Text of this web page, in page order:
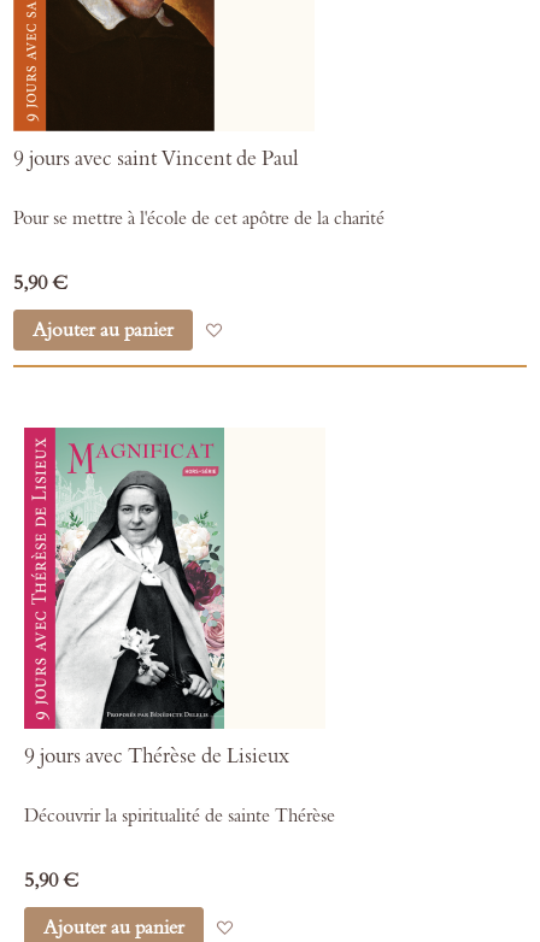
9 jours avec saint Vincent de Paul
Pour se mettre à l'école de cet apôtre de la charité
5,90 €
Ajouter au panier
9 jours avec Thérèse de Lisieux
Découvrir la spiritualité de sainte Thérèse
5,90 €
Ajouter au panier